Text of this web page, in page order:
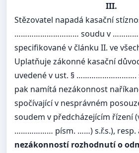
III.
Stězovatel napadá kasační
………………………… soudu v
specifikované v článku II. ve
Uplatňuje zákonné kasační
uvedené v ust. § ……………………….
pak namítá nezákonnost
spočívající v nesprávném
soudem v předcházejícím řízení
……………… písm. ……) s.ř.s.), resp.
nezákonností rozhodnutí o